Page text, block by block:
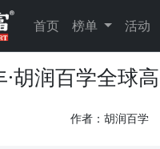
首页 榜单 活动
胡润百学全球
作者：胡润百学